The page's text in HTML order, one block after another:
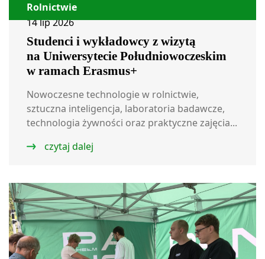
Rolnictwie
14 lip 2026
Studenci i wykładowcy z wizytą
na Uniwersytecie Południowoczeskim
w ramach Erasmus+
Nowoczesne technologie w rolnictwie,
sztuczna inteligencja, laboratoria badawcze,
technologia żywności oraz praktyczne zajęcia...
czytaj dalej